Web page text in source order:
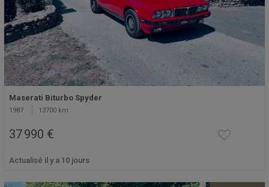
Maserati Biturbo Spyder
1987 13700 km
37 990 €
Actualisé il y a 10 jours